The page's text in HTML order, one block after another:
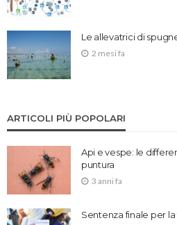
Le allevatrici di
2 mesi fa
ARTICOLI PIÙ POPOLARI
Api e vespe: le
puntura
3 anni fa
Sentenza finale per